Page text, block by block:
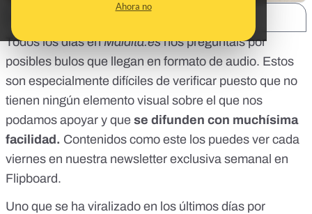
Ahora no
Todos los días enMaldita.esnos preguntáis por
posibles bulos que llegan en formato de audio. Estos
son especialmente difíciles de verificar puesto que no
tienen ningún elemento visual sobre el que nos
podamos apoyar y que se difunden con muchísima
facilidad. Contenidos como este los puedes ver cada
viernes en nuestra newsletter exclusiva semanal en
Flipboard.
Uno que se ha viralizado en los últimos días por